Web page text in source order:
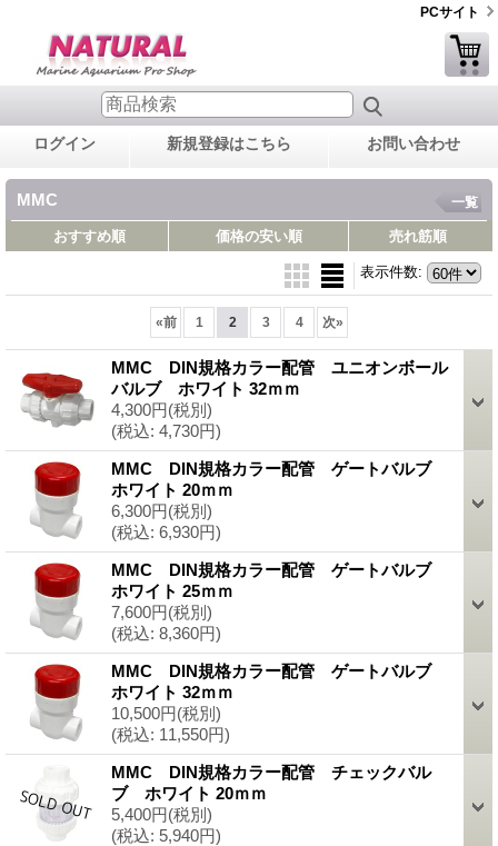
PCサイト
ログイン 新規登録はこちら お問い合わせ
MMC 一覧
おすすめ順 価格の安い順 売れ筋順
表示件数:
«前 1 2 3 4 次»
MMC DIN規格カラー配管 ユニオンボール
バルブ ホワイト 32ｍｍ
4,300円(税別)
(税込: 4,730円)
MMC DIN規格カラー配管 ゲートバルブ
ホワイト 20ｍｍ
6,300円(税別)
(税込: 6,930円)
MMC DIN規格カラー配管 ゲートバルブ
ホワイト 25ｍｍ
7,600円(税別)
(税込: 8,360円)
MMC DIN規格カラー配管 ゲートバルブ
ホワイト 32ｍｍ
10,500円(税別)
(税込: 11,550円)
MMC DIN規格カラー配管 チェックバル
ブ ホワイト 20ｍｍ
5,400円(税別)
(税込: 5,940円)